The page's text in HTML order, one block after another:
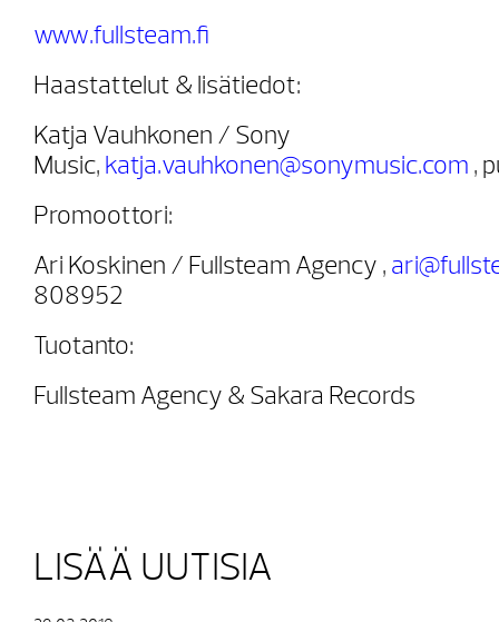
www.fullsteam.fi
Haastattelut & lisätiedot:
Katja Vauhkonen / Sony
Music, katja.vauhkonen@sonymusic.com ,
Promoottori:
Ari Koskinen / Fullsteam Agency ,
808952
Tuotanto:
Fullsteam Agency & Sakara Records
LISÄÄ UUTISIA